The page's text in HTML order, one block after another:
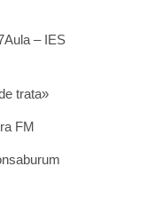
– IES
trata»
FM